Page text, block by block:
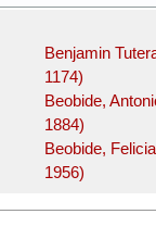
Benjamin
1174)
Beobide,
1884)
Beobide,
1956)